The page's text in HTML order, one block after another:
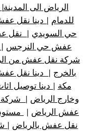
الرياض الى المدينة|
للدمام | دينا نقل
حي السويدي | نقل
عفش حي النرجس |
شركة نقل عفش من
بالخرج | دينا نقل
مكة | دينا توصيل
وخارج الرياض | شركة
عفش الرياض |
نقل عفش بالرياض |